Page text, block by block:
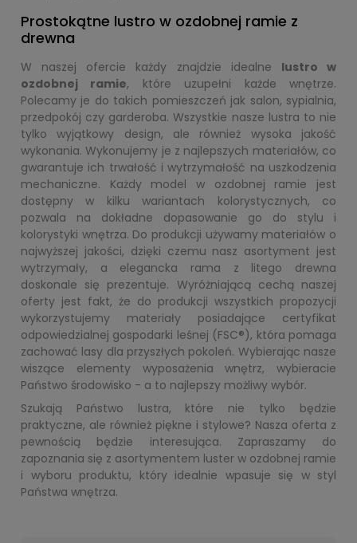
Prostokątne lustro w ozdobnej ramie z
drewna
W naszej ofercie każdy znajdzie idealne lustro w
ozdobnej ramie, które uzupełni każde wnętrze.
Polecamy je do takich pomieszczeń jak salon, sypialnia,
przedpokój czy garderoba. Wszystkie nasze lustra to nie
tylko wyjątkowy design, ale również wysoka jakość
wykonania. Wykonujemy je z najlepszych materiałów, co
gwarantuje ich trwałość i wytrzymałość na uszkodzenia
mechaniczne. Każdy model w ozdobnej ramie jest
dostępny w kilku wariantach kolorystycznych, co
pozwala na dokładne dopasowanie go do stylu i
kolorystyki wnętrza. Do produkcji używamy materiałów o
najwyższej jakości, dzięki czemu nasz asortyment jest
wytrzymały, a elegancka rama z litego drewna
doskonale się prezentuje. Wyróżniającą cechą naszej
oferty jest fakt, że do produkcji wszystkich propozycji
wykorzystujemy materiały posiadające certyfikat
odpowiedzialnej gospodarki leśnej (FSC®), która pomaga
zachować lasy dla przyszłych pokoleń. Wybierając nasze
wiszące elementy wyposażenia wnętrz, wybieracie
Państwo środowisko - a to najlepszy możliwy wybór.
Szukają Państwo lustra, które nie tylko będzie
praktyczne, ale również piękne i stylowe? Nasza oferta z
pewnością będzie interesująca. Zapraszamy do
zapoznania się z asortymentem luster w ozdobnej ramie
i wyboru produktu, który idealnie wpasuje się w styl
Państwa wnętrza.